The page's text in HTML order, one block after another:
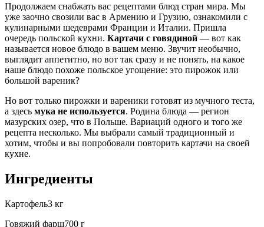
Продолжаем снабжать вас рецептами блюд стран мира. Мы
уже заочно свозили вас в Армению и Грузию, ознакомили с
кулинарными шедеврами Франции и Италии. Пришла
очередь польской кухни. Картачи с говядиной — вот как
называется новое блюдо в вашем меню. Звучит необычно,
выглядит аппетитно, но вот так сразу и не понять, на какое
наше блюдо похоже польское угощение: это пирожок или
большой вареник?
Но вот только пирожки и вареники готовят из мучного теста,
а здесь мука не используется. Родина блюда — регион
мазурских озер, что в Польше. Вариаций одного и того же
рецепта несколько. Мы выбрали самый традиционный и
хотим, чтобы и вы попробовали повторить картачи на своей
кухне.
Ингредиенты
Картофель3 кг
Говяжий фарш700 г